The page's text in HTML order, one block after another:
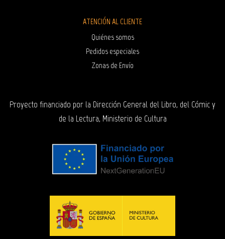
ATENCIÓN AL CLIENTE
Quiénes somos
Pedidos especiales
Zonas de Envío
Proyecto financiado por la Dirección General del Libro, del Cómic y
de la Lectura, Ministerio de Cultura